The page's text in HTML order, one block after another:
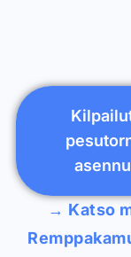
→ Katso